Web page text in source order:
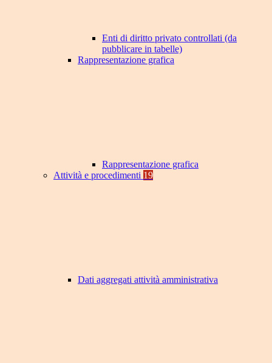
Enti di diritto privato controllati (da
pubblicare in tabelle)
Rappresentazione grafica
Rappresentazione grafica
Attività e procedimenti 19
Dati aggregati attività amministrativa